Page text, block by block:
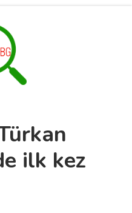
ilk kez